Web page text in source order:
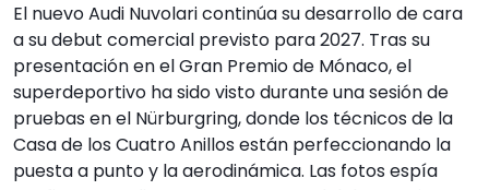
El nuevo Audi Nuvolari continúa su desarrollo de cara
a su debut comercial previsto para 2027. Tras su
presentación en el Gran Premio de Mónaco, el
superdeportivo ha sido visto durante una sesión de
pruebas en el Nürburgring, donde los técnicos de la
Casa de los Cuatro Anillos están perfeccionando la
puesta a punto y la aerodinámica. Las fotos espía